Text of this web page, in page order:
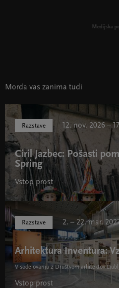
Morda vas zanima tudi
Razstave 12. nov. 2026 –
Ciril Jazbec: Pošasti
Spring
Vstop prost
Razstave 2. – 22. mar.
Arhitektura Inventura:
V sodelovanju z Društvom arhitektov
Vstop prost